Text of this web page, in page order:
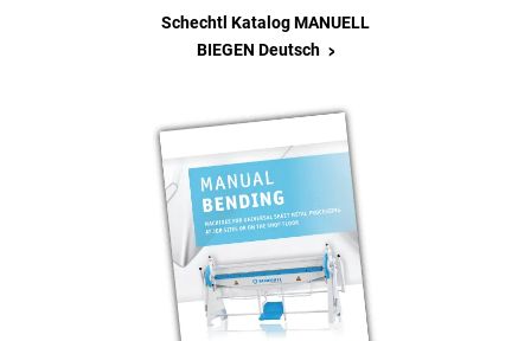
Schechtl Katalog MANUELL
BIEGEN Deutsch >